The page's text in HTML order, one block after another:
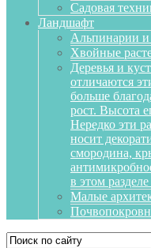
Садовая
Ландшафт
Альпинарии и
Хвойные
Деревья и
отличаются
больше
рост. Высота
Нередко эти
носит
смородина,
в этом
Малые